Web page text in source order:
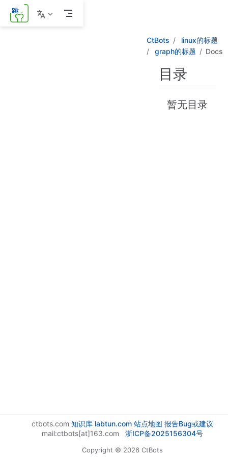
跳
至
CtBots
linux的标题
graph的标题
Docs
目录
暂无目录
ctbots.com 知识库 labtun.com 站点地图 报告Bug或建议
mail:ctbots[at]163.com 浙ICP备2025156304号
Copyright © 2026 CtBots